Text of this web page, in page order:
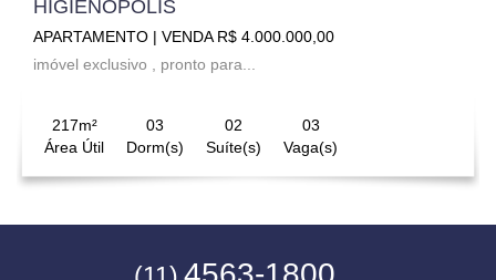
HIGIENÓPOLIS
APARTAMENTO | VENDA R$ 4.000.000,00
imóvel exclusivo , pronto para...
217m²
Área Útil
03
Dorm(s)
02
Suíte(s)
03
Vaga(s)